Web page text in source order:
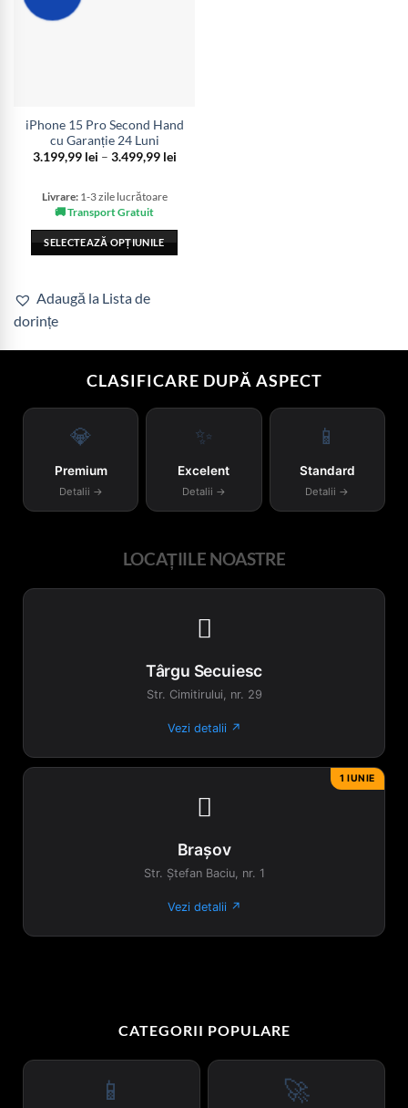
iPhone 15 Pro Second Hand
cu Garanție 24 Luni
3.199,99 lei – 3.499,99 leiInterval
3.499,99 lei
Livrare:1-3 zile lucrătoare
🚚 Transport Gratuit
SELECTEAZĂ OPȚIUNILE
are
Opțiunile
pagina
Adaugă la Lista de
dorințe
CLASIFICARE DUPĂ ASPECT
💎
Premium
Detalii →
✨
Excelent
Detalii →
📱
Standard
Detalii →
LOCAȚIILE NOASTRE

Târgu Secuiesc
Str. Cimitirului, nr. 29
Vezi detalii ↗
1 IUNIE

Brașov
Str. Ștefan Baciu, nr. 1
Vezi detalii ↗
CATEGORII POPULARE
📱 🚀